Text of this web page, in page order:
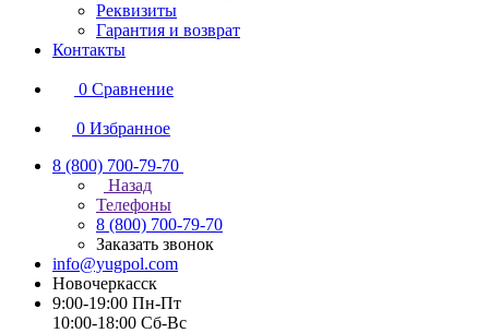
Реквизиты
Гарантия и возврат
Контакты
0 Сравнение
0 Избранное
8 (800) 700-79-70
Назад
Телефоны
8 (800) 700-79-70
Заказать звонок
info@yugpol.com
Новочеркаcск
9:00-19:00 Пн-Пт
10:00-18:00 Cб-Вс